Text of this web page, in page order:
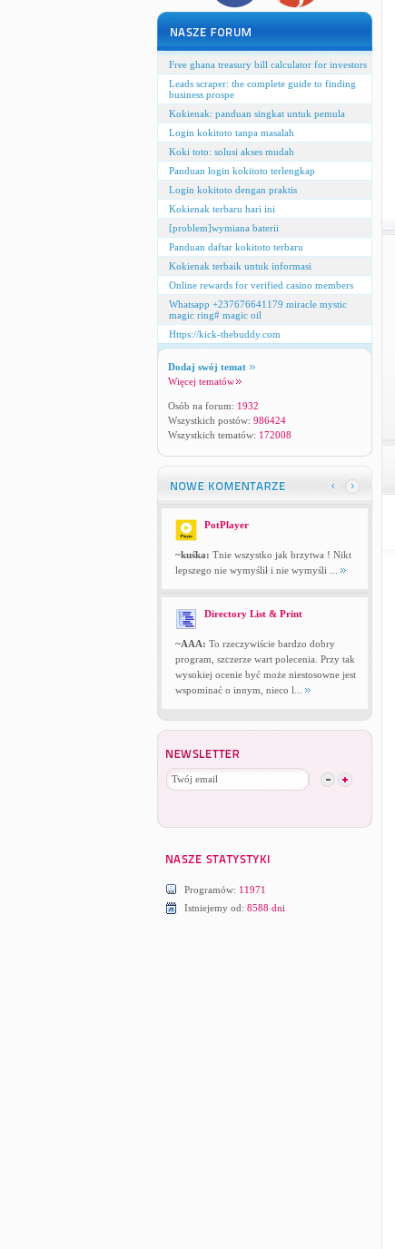
Free ghana treasury bill calculator for investors
Leads scraper: the complete guide to finding
business prospe
Kokienak: panduan singkat untuk pemula
Login kokitoto tanpa masalah
Koki toto: solusi akses mudah
Panduan login kokitoto terlengkap
Login kokitoto dengan praktis
Kokienak terbaru hari ini
[problem]wymiana baterii
Panduan daftar kokitoto terbaru
Kokienak terbaik untuk informasi
Online rewards for verified casino members
Whatsapp +237676641179 miracle mystic
magic ring# magic oil
Https://kick-thebuddy.com
Dodaj swój temat
Więcej tematów
Osób na forum: 1932
Wszystkich postów: 986424
Wszystkich tematów: 172008
PotPlayer
~kuśka: Tnie wszystko jak brzytwa ! Nikt
lepszego nie wymyślił i nie wymyśli ...
Directory List & Print
~AAA: To rzeczywiście bardzo dobry
program, szczerze wart polecenia. Przy tak
wysokiej ocenie być może niestosowne jest
wspominać o innym, nieco l...
Programów: 11971
Istniejemy od: 8588 dni